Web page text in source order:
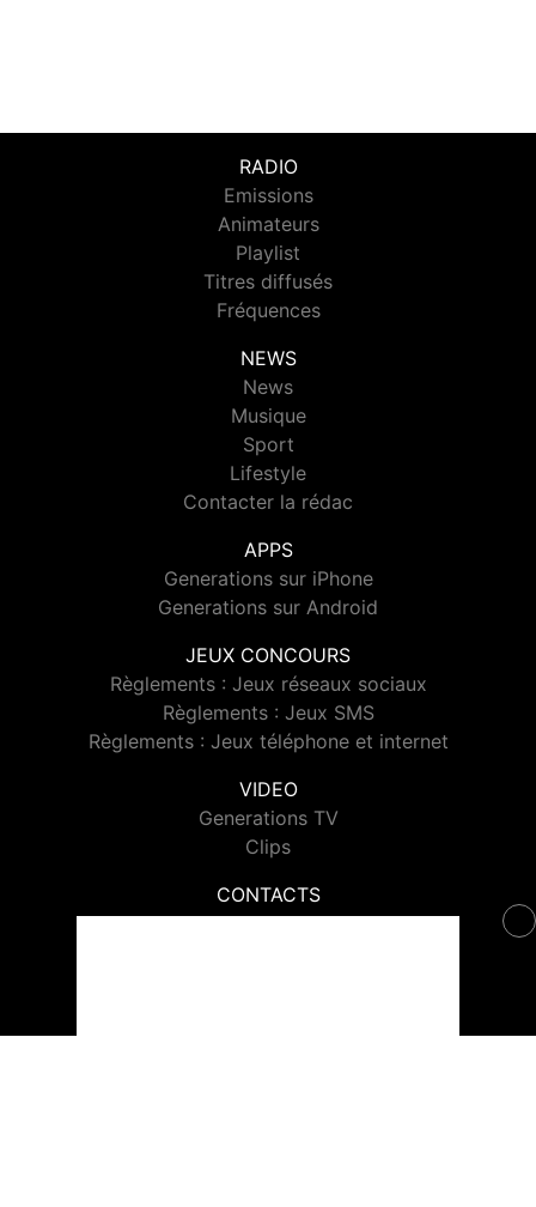
RADIO
Emissions
Animateurs
Playlist
Titres diffusés
Fréquences
NEWS
News
Musique
Sport
Lifestyle
Contacter la rédac
APPS
Generations sur iPhone
Generations sur Android
JEUX CONCOURS
Règlements : Jeux réseaux sociaux
Règlements : Jeux SMS
Règlements : Jeux téléphone et internet
VIDEO
Generations TV
Clips
CONTACTS
Contacter Generations